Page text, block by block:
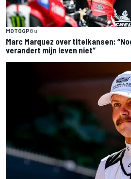
MOTOGP8 u
Marc Marquez over titelkansen:
verandert mijn leven niet”